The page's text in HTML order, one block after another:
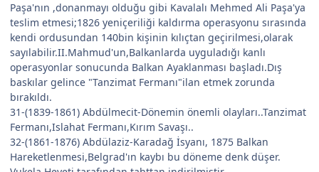
Paşa'nın ,donanmayı olduğu gibi Kavalalı Mehmed Ali Paşa'ya
teslim etmesi;1826 yeniçeriliği kaldırma operasyonu sırasında
kendi ordusundan 140bin kişinin kılıçtan geçirilmesi,olarak
sayılabilir.II.Mahmud'un,Balkanlarda uyguladığı kanlı
operasyonlar sonucunda Balkan Ayaklanması başladı.Dış
baskılar gelince "Tanzimat Fermanı"ilan etmek zorunda
bırakıldı.
31-(1839-1861) Abdülmecit-Dönemin önemli olayları..Tanzimat
Fermanı,Islahat Fermanı,Kırım Savaşı..
32-(1861-1876) Abdülaziz-Karadağ İsyanı, 1875 Balkan
Hareketlenmesi,Belgrad'ın kaybı bu döneme denk düşer.